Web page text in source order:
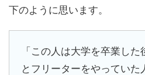
下のように思います。
「この人は大学を卒業し
とフリーターをやっていた